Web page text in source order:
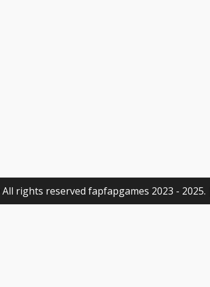
rights reserved fapfapgames 2023 - 2025.